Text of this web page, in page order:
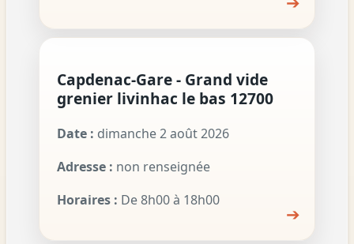
Capdenac-Gare - Grand vide
grenier livinhac le bas 12700
Date : dimanche 2 août 2026
Adresse : non renseignée
Horaires : De 8h00 à 18h00
➔